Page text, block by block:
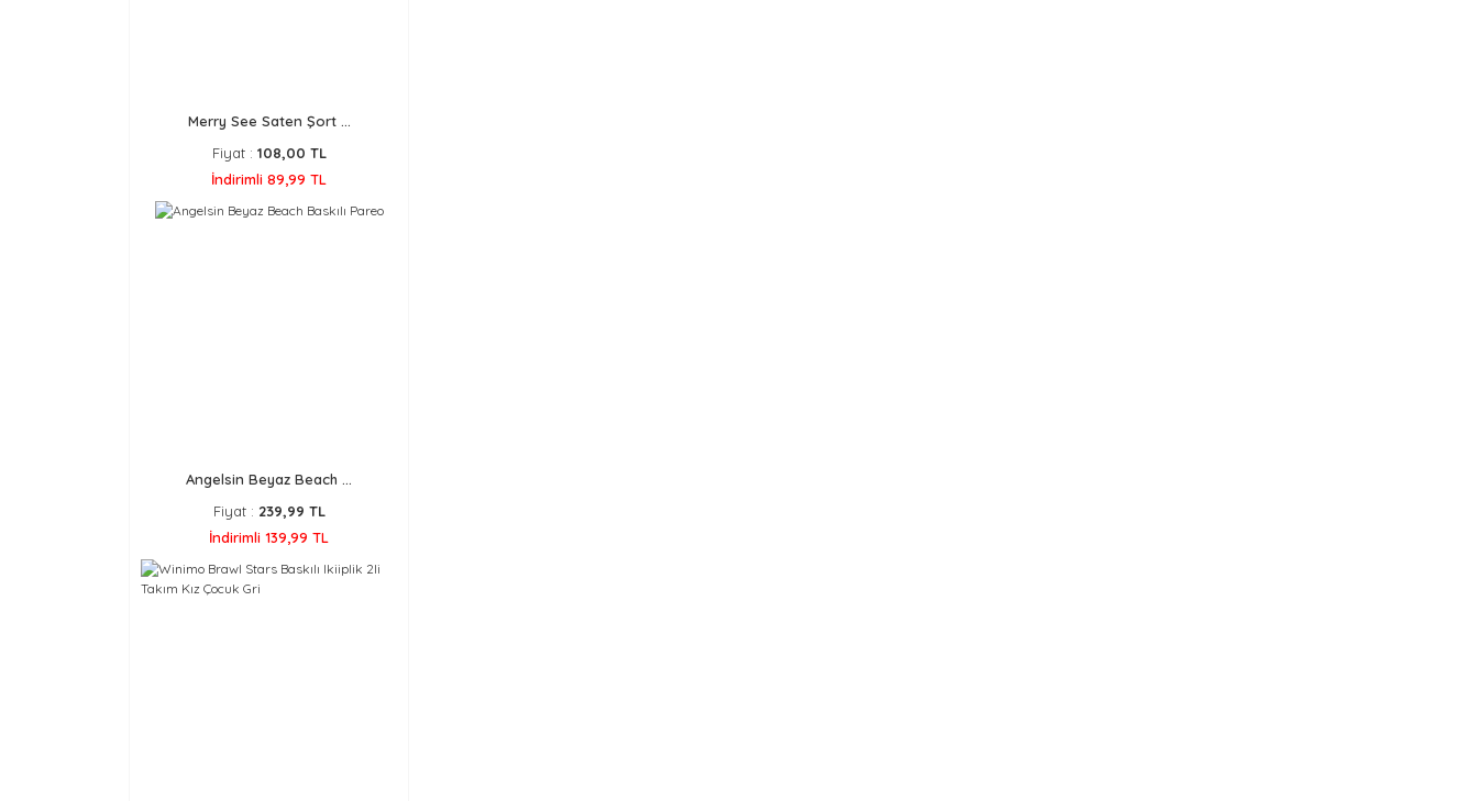
Merry See Saten Şort ...
Fiyat : 108,00 TL
İndirimli 89,99 TL
Angelsin Beyaz Beach ...
Fiyat : 239,99 TL
İndirimli 139,99 TL